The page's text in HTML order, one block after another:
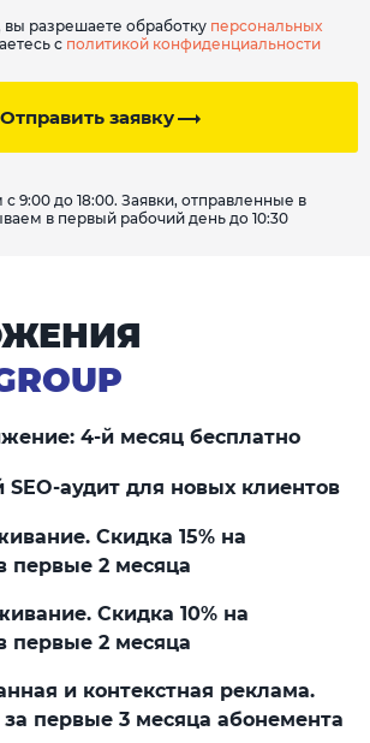
Отправить заявку
разрешаете обработку персональных
с политикой конфиденциальности
9:00 до 18:00. Заявки, отправленные в
в первый рабочий день до 10:30
4-й месяц бесплатно
SEO-аудит для новых клиентов
Скидка 15% на
первые 2 месяца
Скидка 10% на
первые 2 месяца
и контекстная реклама.
за первые 3 месяца абонемента